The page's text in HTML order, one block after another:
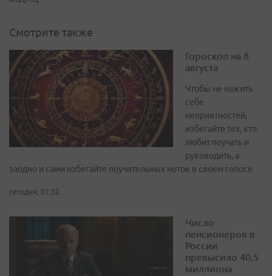
Смотрите также
Гороскоп на 8
августа
Чтобы не нажить
себе
неприятностей,
избегайте тех, кто
любит поучать и
руководить, а
заодно и сами избегайте поучительных ноток в своем голосе
сегодня, 07:32
Число
пенсионеров в
России
превысило 40,5
миллиона